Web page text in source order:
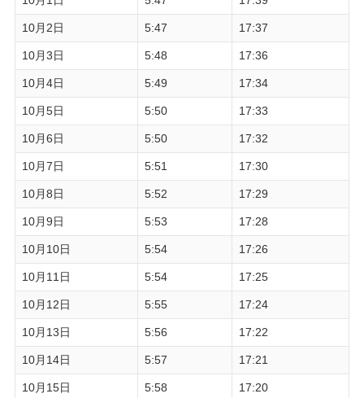
10月2日 5:47 17:37
10月3日 5:48 17:36
10月4日 5:49 17:34
10月5日 5:50 17:33
10月6日 5:50 17:32
10月7日 5:51 17:30
10月8日 5:52 17:29
10月9日 5:53 17:28
10月10日 5:54 17:26
10月11日 5:54 17:25
10月12日 5:55 17:24
10月13日 5:56 17:22
10月14日 5:57 17:21
10月15日 5:58 17:20